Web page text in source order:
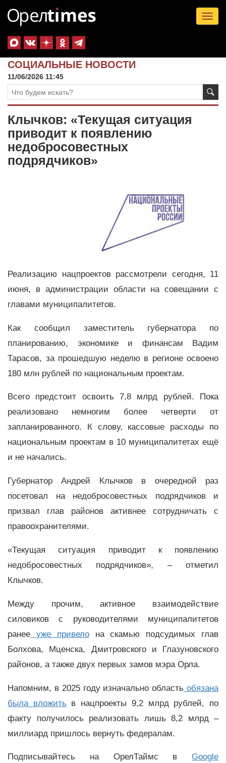
СОЦИАЛЬНЫЕ НОВОСТИ
11/06/2026 11:45
Клычков: «Текущая ситуация
приводит к появлению
недобросовестных
подрядчиков»
Реализацию нацпроектов рассмотрели сегодня, 11
июня, в администрации области на совещании с
главами муниципалитетов.
Как сообщил заместитель губернатора по
планированию, экономике и финансам Вадим
Тарасов, за прошедшую неделю в регионе освоено
180 млн рублей по национальным проектам.
Всего предстоит освоить 7,8 млрд рублей. Пока
реализовано немногим более четверти от
запланированного. К слову, кассовые расходы по
национальным проектам в 10 муниципалитетах ещё
и не начались.
Губернатор Андрей Клычков в очередной раз
посетовал на недобросовестных подрядчиков и
призвал глав районов активнее сотрудничать с
правоохранителями.
«Текущая ситуация приводит к появлению
недобросовестных подрядчиков», – отметил
Клычков.
Между прочим, активное взаимодействие
силовиков с руководителями муниципалитетов
ранее
уже привелона скамью подсудимых глав
Болхова, Мценска, Дмитровского и Глазуновского
районов, а также двух первых замов мэра Орла.
Напомним, в 2025 году изначально область обязана
была вложить в нацпроекты 9,2 млрд рублей, по
факту получилось реализовать лишь 8,2 млрд –
миллиард пришлось вернуть федералам.
Подписывайтесь на ОрелТаймс в Google